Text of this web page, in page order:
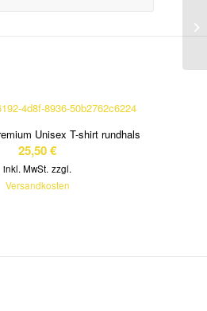
Unisex T-shirt rundhals
25,50€
inkl. MwSt. zzgl.
Versandkosten